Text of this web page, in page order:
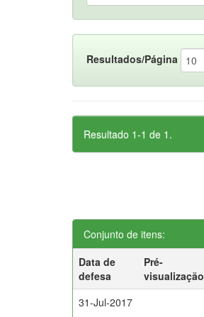
Resultados/Página
Resultado 1-1 de 1.
Conjunto de itens:
Data de
defesa
Pré-
visualização
31-Jul-2017